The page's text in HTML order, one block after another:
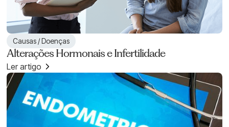
Causas / Doenças
Alterações Hormonais e Infertilidade
Ler artigo